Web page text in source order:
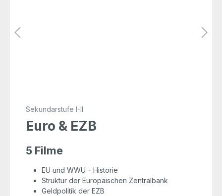
Sekundarstufe I-II
Euro & EZB
5 Filme
EU und WWU – Historie
Struktur der Europäischen Zentralbank
Geldpolitik der EZB